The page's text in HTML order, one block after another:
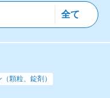
顆粒、錠剤）